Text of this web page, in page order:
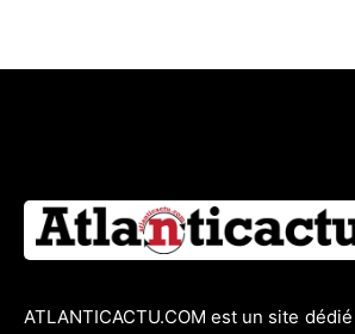
ATLANTICACTU.COM est un site